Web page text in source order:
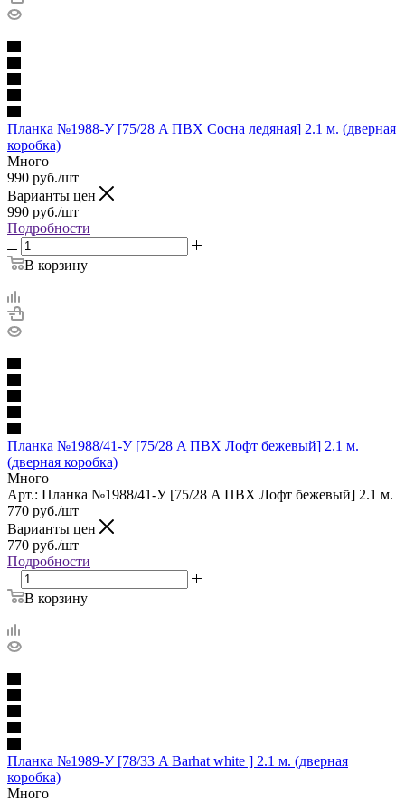
Планка №1988-У [75/28 A ПВХ Сосна ледяная] 2.1 м. (дверная
коробка)
Много
990 руб./шт
Варианты цен
990 руб./шт
Подробности
В корзину
Планка №1988/41-У [75/28 A ПВХ Лофт бежевый] 2.1 м.
(дверная коробка)
Много
Арт.: Планка №1988/41-У [75/28 A ПВХ Лофт бежевый] 2.1 м.
770 руб./шт
Варианты цен
770 руб./шт
Подробности
В корзину
Планка №1989-У [78/33 A Barhat white ] 2.1 м. (дверная
коробка)
Много